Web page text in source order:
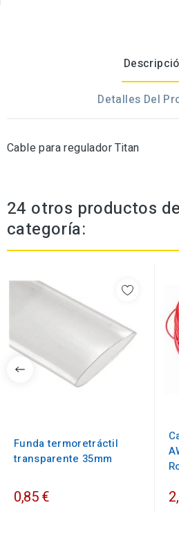
Detalles Del
Cable para regulador Titan
24 otros productos
categoría:
Funda termoretráctil
transparente 35mm
0,85 €